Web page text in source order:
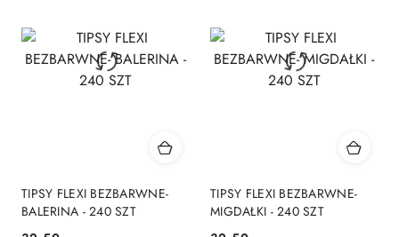
TIPSY FLEXI BEZBARWNE-
BALERINA - 240 SZT
TIPSY FLEXI BEZBARWNE-
MIGDAŁKI - 240 SZT